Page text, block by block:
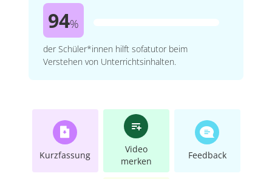
94%
der Schüler*innen hilft sofatutor beim
Verstehen von Unterrichtsinhalten.
Kurzfassung
Video
merken
Feedback